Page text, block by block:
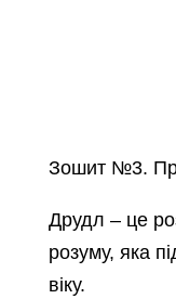
Зошит №3.
Друдл – це
розуму, яка
віку.